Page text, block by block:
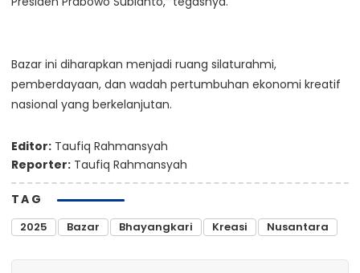
Bazar ini diharapkan menjadi ruang silaturahmi,
pemberdayaan, dan wadah pertumbuhan ekonomi kreatif
nasional yang berkelanjutan.
Editor: Taufiq Rahmansyah
Reporter: Taufiq Rahmansyah
TAG
2025 Bazar Bhayangkari Kreasi Nusantara